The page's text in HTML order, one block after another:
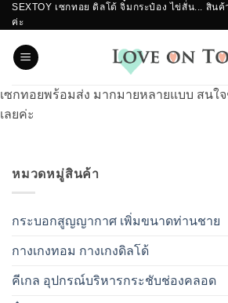
ข้าม
ไป
เนื้อหา
SEXTOY เซกทอย ดิลโด้ จิ๋มกระป๋อง ไข่สั่น... สิน
ค่ะ
เซกทอยพร้อมส่ง มากมายหลายแบบ สน
เลยค่ะ
หมวดหมู่สินค้า
กระบอกสูญญากาศ เพิ่มขนาดท่านชาย
กางเกงทอม กางเกงดิลโด้
คีเกล อุปกรณ์บริหารกระชับช่องคลอด